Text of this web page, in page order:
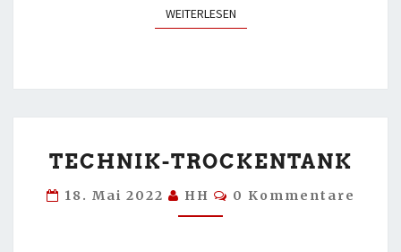
WEITERLESENWEITERLESEN
TROCKENTANK
TECHNIK-TROCKENTANK
18. Mai 2022 HH Kommentare
0 Kommentare